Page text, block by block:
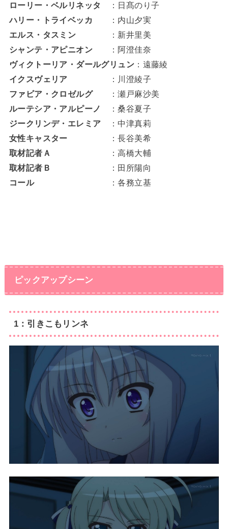
ローリー・ベルリネッタ
：日髙のり子
ハリー・トライベッカ
：内山夕実
エルス・タスミン
：新井里美
シャンテ・アピニオン
：阿澄佳奈
ヴィクトーリア・ダールグリュン ：遠藤綾
イクスヴェリア
：川澄綾子
ファビア・クロゼルグ
：瀬戸麻沙美
ルーテシア・アルピーノ
：桑谷夏子
ジークリンデ・エレミア
：中津真莉
女性キャスター
：長谷美希
取材記者Ａ
：高橋大輔
取材記者Ｂ
：田所陽向
コール
：各務立基
ピックアップシーン
1：引きこもリンネ